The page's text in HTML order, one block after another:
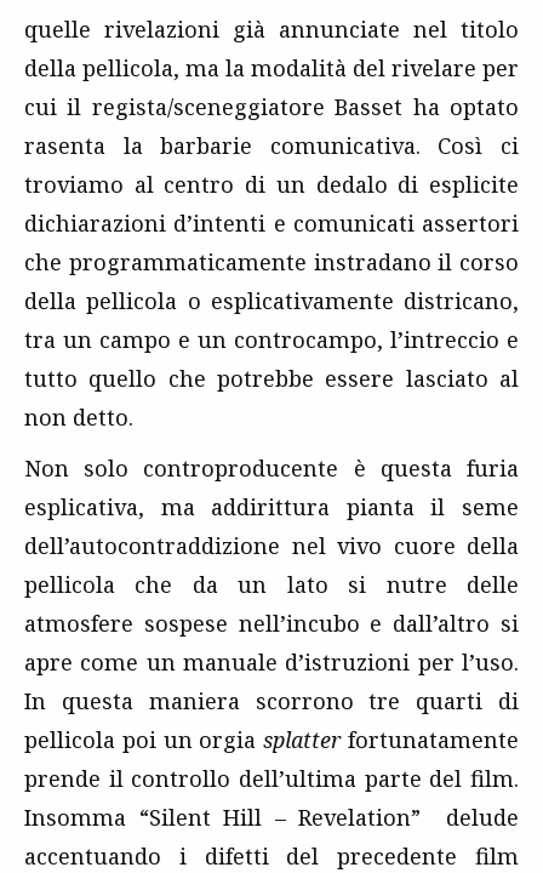
quelle rivelazioni già annunciate nel titolo
della pellicola, ma la modalità del rivelare per
cui il regista/sceneggiatore Basset ha optato
rasenta la barbarie comunicativa. Così ci
troviamo al centro di un dedalo di esplicite
dichiarazioni d’intenti e comunicati assertori
che programmaticamente instradano il corso
della pellicola o esplicativamente districano,
tra un campo e un controcampo, l’intreccio e
tutto quello che potrebbe essere lasciato al
non detto.
Non solo controproducente è questa furia
esplicativa, ma addirittura pianta il seme
dell’autocontraddizione nel vivo cuore della
pellicola che da un lato si nutre delle
atmosfere sospese nell’incubo e dall’altro si
apre come un manuale d’istruzioni per l’uso.
In questa maniera scorrono tre quarti di
pellicola poi un orgiasplatterfortunatamente
prende il controllo dell’ultima parte del film.
Insomma “Silent Hill – Revelation” delude
accentuando i difetti del precedente film